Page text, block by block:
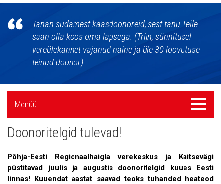
Põhja-
Eesti
Regionaalhaigla
Verekeskus
Tänan südamest kaasdoonoreid, sest tänu Teile
saan olla koos oma lapsega. (Triin, sünnitusel
vereülekannet vajanud naine ja üle 30 loovutuse
teinud doonor)
Külgpaani
navigatsioon
Menüü
Menüü
Uudised
Galerii
Koostöö
Doonoritelgid tulevad!
Põhja-Eesti Regionaalhaigla verekeskus ja Kaitsevägi
püstitavad juulis ja augustis doonoritelgid kuues Eesti
linnas! Kuuendat aastat saavad teoks tuhanded heateod